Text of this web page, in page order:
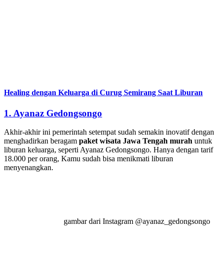
Healing dengan Keluarga di Curug Semirang Saat Liburan
1. Ayanaz Gedongsongo
Akhir-akhir ini pemerintah setempat sudah semakin inovatif dengan
menghadirkan beragam paket wisata Jawa Tengah murah untuk
liburan keluarga, seperti Ayanaz Gedongsongo. Hanya dengan tarif
18.000 per orang, Kamu sudah bisa menikmati liburan
menyenangkan.
gambar dari Instagram @ayanaz_gedongsongo